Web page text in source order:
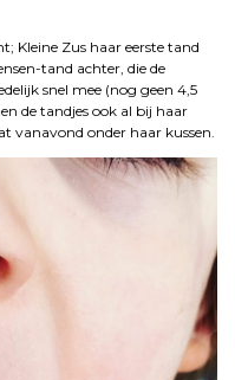
Kleine Zus haar eerste tand
tand achter, die de
snel mee (nog geen 4,5
de tandjes ook al bij haar
vanavond onder haar kussen.